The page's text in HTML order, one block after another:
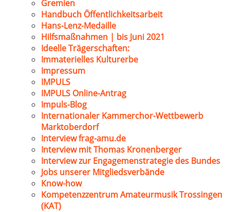
Gremien
Handbuch Öffentlichkeitsarbeit
Hans-Lenz-Medaille
Hilfsmaßnahmen | bis Juni 2021
Ideelle Trägerschaften:
Immaterielles Kulturerbe
Impressum
IMPULS
IMPULS Online-Antrag
Impuls-Blog
Internationaler Kammerchor-Wettbewerb
Marktoberdorf
Interview frag-amu.de
Interview mit Thomas Kronenberger
Interview zur Engagemenstrategie des Bundes
Jobs unserer Mitgliedsverbände
Know-how
Kompetenzzentrum Amateurmusik Trossingen
(KAT)